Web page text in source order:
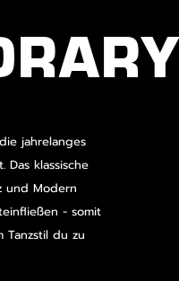
jahrelanges
klassische
und Modern
- somit
Tanzstil du zu